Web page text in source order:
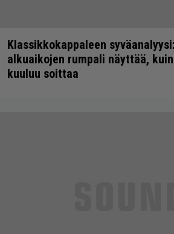
Klassikkokappaleen
alkuaikojen rumpali näyttää,
kuuluu soittaa